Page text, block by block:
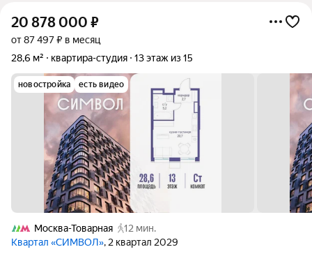
20 878 000 ₽
от 87 497 ₽ в месяц
28,6 м²
квартира-студия 13 этаж из 15
новостройка есть видео
Москва-Товарная
12 мин.
Квартал «СИМВОЛ», 2 квартал 2029